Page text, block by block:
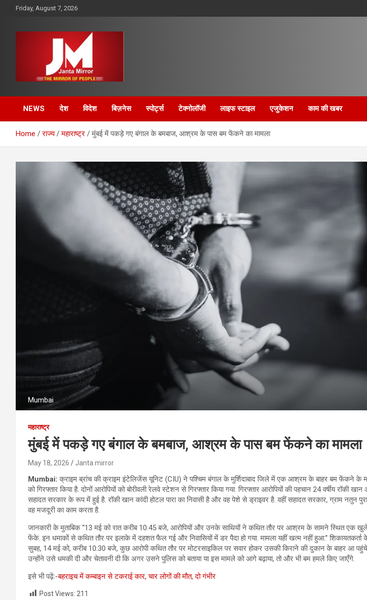
Friday, August 7, 2026
Janta Mirror
NEWS देश विदेश बिज़नेस स्पोर्ट्स टेक्नोलॉजी लाइफ स्टाइल एजुकेशन काम की खबर
Home राज्य महाराष्ट्र मुंबई में पकड़े गए बंगाल के बमबाज, आश्रम के पास बम फेंकने का मामला
Mumbai
महाराष्ट्र
मुंबई में पकड़े गए बंगाल के बमबाज, आश्रम के पास बम फेंकने का मामला
May 18, 2026 Janta mirror
Mumbai:क्राइम ब्रांच की क्राइम इंटेलिजेंस यूनिट (CIU) ने पश्चिम बंगाल के मुर्शिदाबाद जिले में एक आश्रम के बाहर बम फेंकने के
को गिरफ्तार किया है. दोनों आरोपियों को बोरीवली रेलवे स्टेशन से गिरफ्तार किया गया. गिरफ्तार आरोपियों की पहचान 24 वर्षीय रॉकी खान
सहादत सरकार के रूप में हुई है. रॉकी खान कांदी होटल पारा का निवासी है और वह पेशे से ड्राइवर है. वहीं सहादत सरकार, ग्राम नतुन
वह मजदूरी का काम करता है.
जानकारी के मुताबिक “13 मई को रात करीब 10:45 बजे, आरोपियों और उनके साथियों ने कथित तौर पर आश्रम के सामने स्थित एक
फेंके. इन धमाकों से कथित तौर पर इलाके में दहशत फैल गई और निवासियों में डर पैदा हो गया. मामला यहीं खत्म नहीं हुआ.”
सुबह, 14 मई को, करीब 10:30 बजे, कुछ आरोपी कथित तौर पर मोटरसाइकिल पर सवार होकर उसकी किराने की दुकान के बाहर आ
उन्होंने उसे धमकी दी और चेतावनी दी कि अगर उसने पुलिस को बताया या इस मामले को आगे बढ़ाया, तो और भी बम हमले किए जाएँगे.
इसे भी पढ़ें:-बहराइच में कम्बाइन से टकराई कार, चार लोगों की मौत, दो गंभीर
Post Views: 211